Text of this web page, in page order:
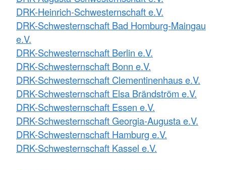
DRK-Heinrich-Schwesternschaft e.V.
DRK-Schwesternschaft Bad Homburg-Maingau
e.V.
DRK-Schwesternschaft Berlin e.V.
DRK-Schwesternschaft Bonn e.V.
DRK-Schwesternschaft Clementinenhaus e.V.
DRK-Schwesternschaft Elsa Brändström e.V.
DRK-Schwesternschaft Essen e.V.
DRK-Schwesternschaft Georgia-Augusta e.V.
DRK-Schwesternschaft Hamburg e.V.
DRK-Schwesternschaft Kassel e.V.